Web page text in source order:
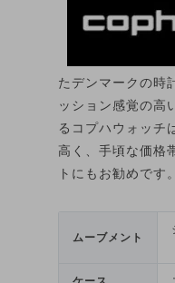
たデンマークの時
ッション感覚の高
るコプハウォッチ
高く、手頃な価格
トにもお勧めです。
ムーブメント